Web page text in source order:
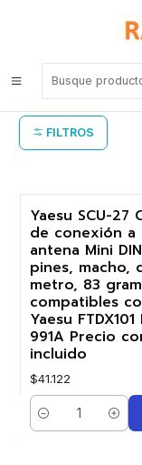
Cable
Cable
FILTROS
Yaesu SCU-27
de conexión a
antena Mini
pines, macho,
metro, 83
compatibles
Yaesu FTDX101
991A Precio
incluido
$41.122
Cantidad